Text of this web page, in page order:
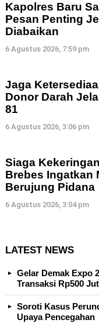
Kapolres Baru
Pesan Penting
Diabaikan
6 Agustus 2026, 7:59 pm
Jaga
Donor Darah
81
6 Agustus 2026, 3:06 pm
Siaga
Brebes Ingatkan
Berujung Pidana
6 Agustus 2026, 3:04 pm
LATEST NEWS
Gelar Demak Expo
Transaksi Rp500
Soroti Kasus
Upaya Pencegahan